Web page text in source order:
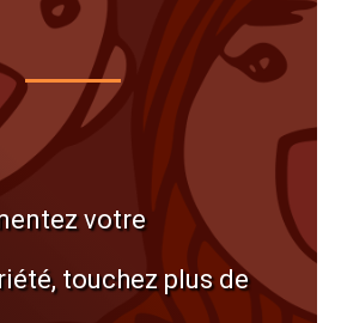
votre
touchez plus de